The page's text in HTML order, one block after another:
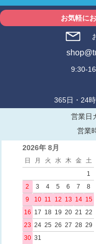
お気軽に
9:30-
365日・24
営業日
営業
2026年 8月
日 月 火 水 木 金
土
1
2
3 4 5 6 7
8
9
10 11 12 13 14 15
16 17 18 19 20 21 22
23 24 25 26 27 28 29
30 31